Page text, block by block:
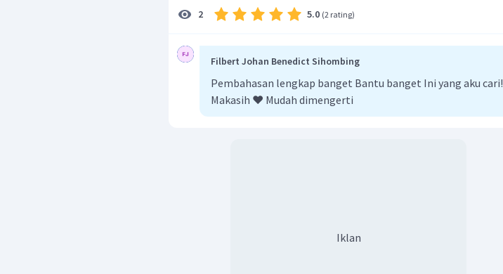
2 5.0 (2 rating)
Filbert Johan Benedict Sihombing
Pembahasan lengkap banget Bantu banget Ini yang aku cari!
Makasih ❤️ Mudah dimengerti
Iklan